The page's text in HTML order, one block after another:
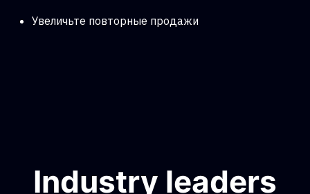
Увеличьте повторные продажи
Industry leaders